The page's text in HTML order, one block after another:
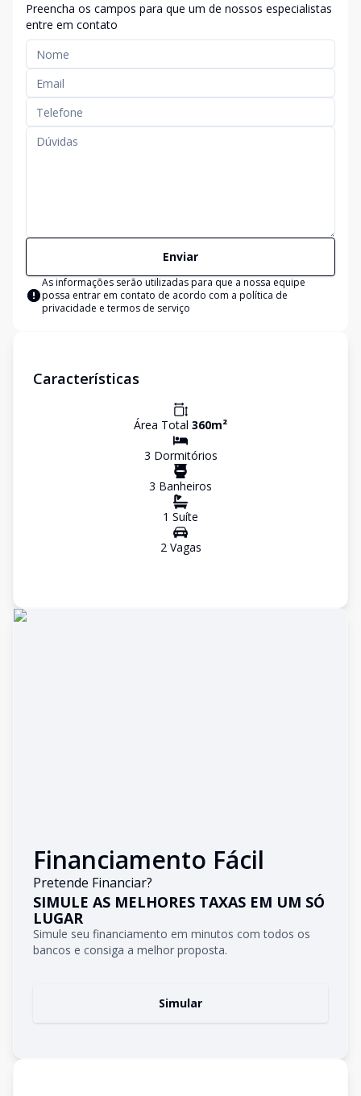
Preencha os campos para que um de nossos especialistas
entre em contato
Enviar
As informações serão utilizadas para que a nossa equipe
possa entrar em contato de acordo com a política de
privacidade e termos de serviço
Características
Área Total 360m²
3 Dormitórios
3 Banheiros
1 Suíte
2Vagas
Financiamento Fácil
Pretende Financiar?
SIMULE AS MELHORES TAXAS EM UM SÓ
LUGAR
Simule seu financiamento em minutos com todos os
bancos e consiga a melhor proposta.
Simular